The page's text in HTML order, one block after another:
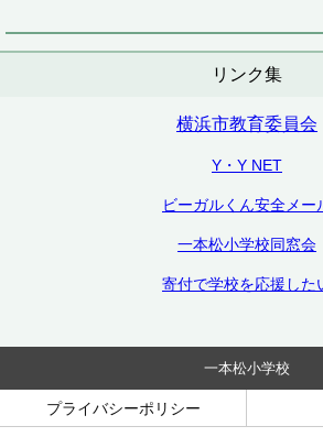
リンク集
横浜市教育委員会
Y・Y NET
ビーガルくん安全メー
一本松小学校同窓会
寄付で学校を応援した
一本松小学校
プライバシーポリシー